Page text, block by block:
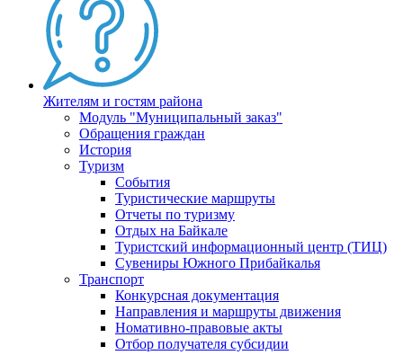
Жителям и гостям района
Модуль "Муниципальный заказ"
Обращения граждан
История
Туризм
События
Туристические маршруты
Отчеты по туризму
Отдых на Байкале
Туристский информационный центр (ТИЦ)
Сувениры Южного Прибайкалья
Транспорт
Конкурсная документация
Направления и маршруты движения
Номативно-правовые акты
Отбор получателя субсидии